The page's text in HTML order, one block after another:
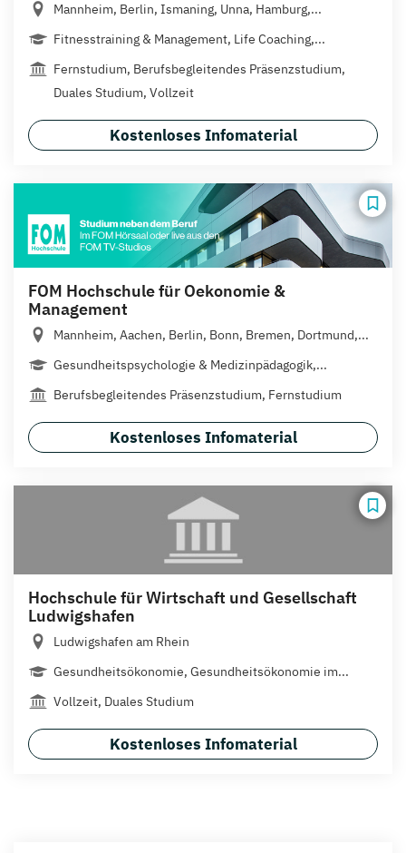
Mannheim, Berlin, Ismaning, Unna, Hamburg,...
Fitnesstraining & Management, Life Coaching,...
Fernstudium, Berufsbegleitendes Präsenzstudium,
Duales Studium, Vollzeit
Kostenloses Infomaterial
FOM Hochschule für Oekonomie &
Management
Mannheim, Aachen, Berlin, Bonn, Bremen, Dortmund,...
Gesundheitspsychologie & Medizinpädagogik,...
Berufsbegleitendes Präsenzstudium, Fernstudium
Kostenloses Infomaterial
Hochschule für Wirtschaft und Gesellschaft
Ludwigshafen
Ludwigshafen am Rhein
Gesundheitsökonomie, Gesundheitsökonomie im...
Vollzeit, Duales Studium
Kostenloses Infomaterial